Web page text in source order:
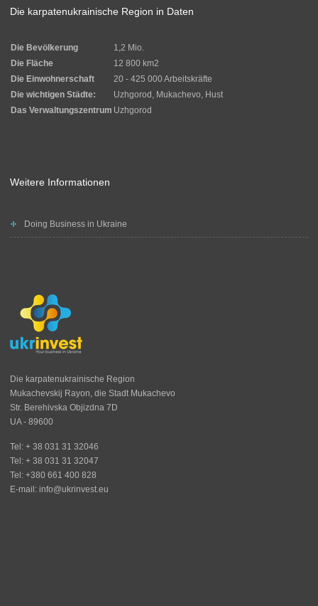
Die karpatenukrainische Region in Daten
Die Bevölkerung
1,2 Mio.
Die Fläche
12 800 km2
Die Einwohnerschaft
20 - 425 000 Arbeitskräfte
Die wichtigen Städte:
Uzhgorod, Mukachevo, Hust
Das Verwaltungszentrum Uzhgorod
Weitere Informationen
Doing Business in Ukraine
Die karpatenukrainische Region
Mukachevskij Rayon, die Stadt Mukachevo
Str. Berehivska Objizdna 7D
UA - 89600
Tel: + 38 031 31 32046
Tel: + 38 031 31 32047
Tel: +380 661 400 828
E-mail: info@ukrinvest.eu